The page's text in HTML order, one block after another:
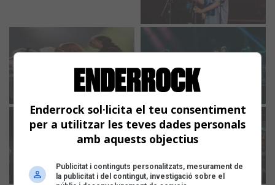
Enderrock sol·licita el teu consentiment
per a utilitzar les teves dades personals
amb aquests objectius
Publicitat i continguts personalitzats, mesurament de
la publicitat i del contingut, investigació sobre el